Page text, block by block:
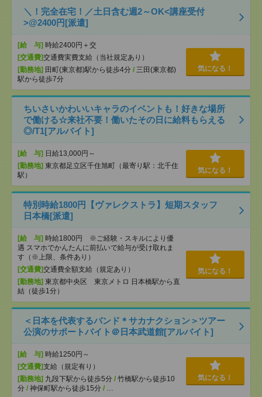
＼！完全在宅！／土日含む週2～OK<講座受付
>@2400円[派遣]
[給 与] 時給2400円＋交
[交通費]交通費実費支給（当社規定あり）
[勤務地] 田町(東京都)駅から徒歩4分 / 三田(東京都)
駅から徒歩7分
気になる！
ちいさいかわいいキャラのイベントも！好きな場所
で働ける☆来社不要！働いたその日に給料もらえる
◎/T1[アルバイト]
[給 与] 日給13,000円～
[勤務地] 東京都足立区千住旭町（最寄り駅：北千住
駅）
気になる！
特別時給1800円【ヴァレクストラ】短期スタッフ
日本橋[派遣]
[給 与] 時給1800円 ※ご経験・スキルにより優
遇 スマホでかんたんに前払いで給与が受け取れま
す（※上限、条件あり）
[交通費]交通費全額支給（規定あり）
[勤務地] 東京都中央区 東京メトロ 日本橋駅から直
結（徒歩1分）
気になる！
＜日本を代表するバンド＊サカナクション＞ツアー
公演のサポートバイト＠日本武道館[アルバイト]
[給 与] 時給1250円～
[交通費]支給（規定有り）
[勤務地] 九段下駅から徒歩5分 / 竹橋駅から徒歩10
分 / 神保町駅から徒歩15分 /
気になる！